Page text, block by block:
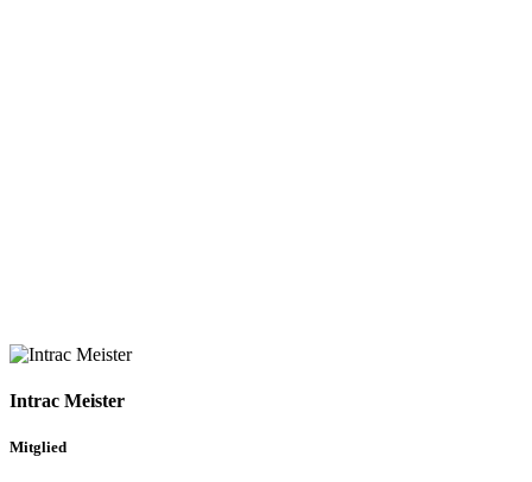
Intrac Meister
Mitglied